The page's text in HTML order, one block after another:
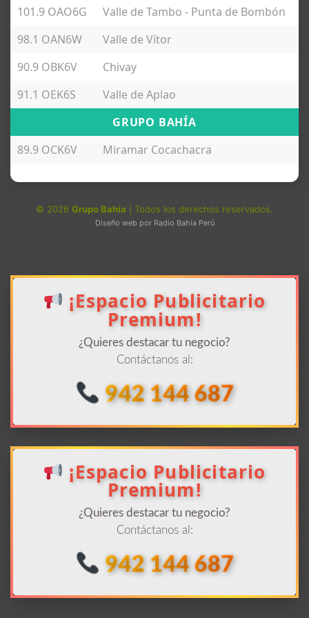
101.9 OAO6G
Valle de Tambo - Punta de Bombón
98.1 OAN6W
Valle de Vítor
90.9 OBK6V
Chivay
91.1 OEK6S
Valle de Aplao
GRUPO BAHÍA
89.9 OCK6V
Miramar Cocachacra
© 2026 Grupo Bahía | Todos los derechos reservados.
Diseño web por Radio Bahía Perú
¡Espacio Publicitario
Premium!
¿Quieres destacar tu negocio?
Contáctanos al:
942 144 687
¡Espacio Publicitario
Premium!
¿Quieres destacar tu negocio?
Contáctanos al:
942 144 687